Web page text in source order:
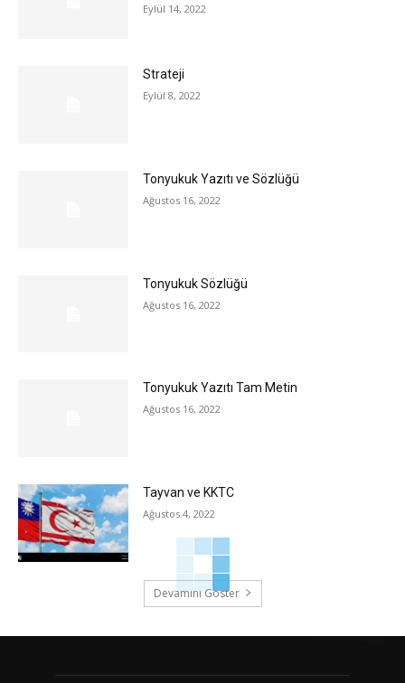
Eylül 14, 2022
Strateji
Eylül 8, 2022
Tonyukuk Yazıtı ve Sözlüğü
Ağustos 16, 2022
Tonyukuk Sözlüğü
Ağustos 16, 2022
Tonyukuk Yazıtı Tam Metin
Ağustos 16, 2022
Tayvan ve KKTC
Ağustos 4, 2022
Devamını Göster